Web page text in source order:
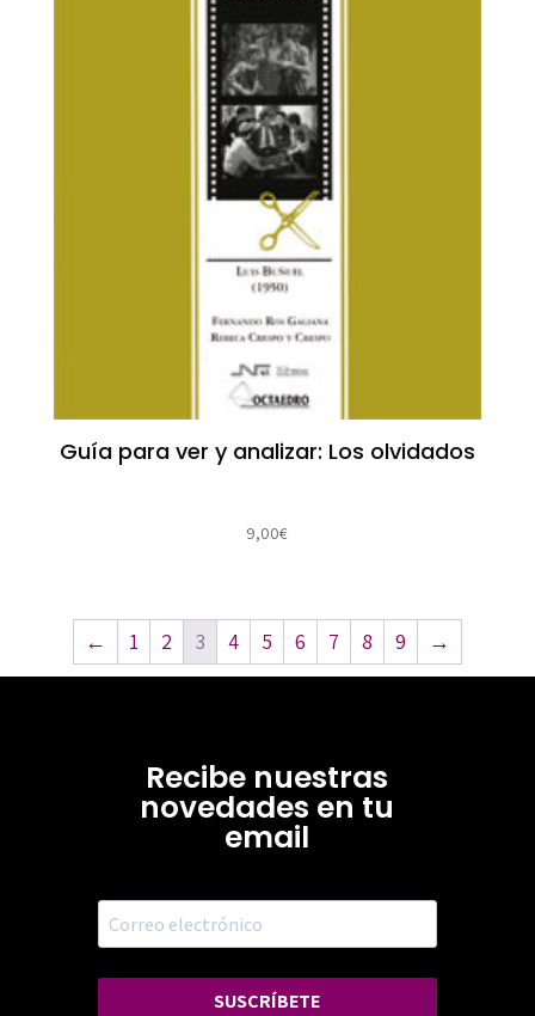
Guía para ver y analizar: Los olvidados
9,00€
← 1 2 3 4 5 6 7 8 9 →
Recibe nuestras
novedades en tu
email
SUSCRÍBETE